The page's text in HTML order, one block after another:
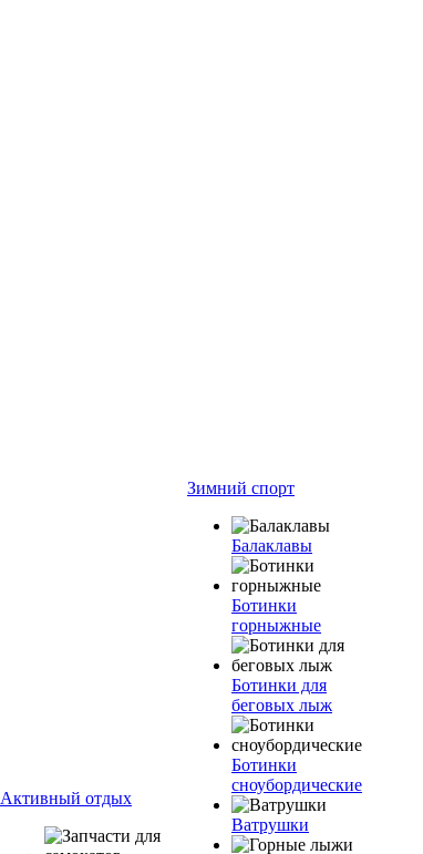
Активный отдых
Зимний спорт
Балаклавы
Ботинки
горныжные
Ботинки для
беговых лыж
Ботинки
сноубордические
Ватрушки